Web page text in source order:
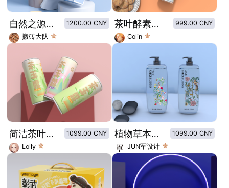
自然之源天然提取补水面膜
1200.00 CNY
搬砖大队
茶叶酵素听装饮料
999.00 CNY
Colin
简洁茶叶小插图茶叶酵素饮料包装
1099.00 CNY
Lolly
植物草本花香洗发水
1099.00 CNY
JUN军设计